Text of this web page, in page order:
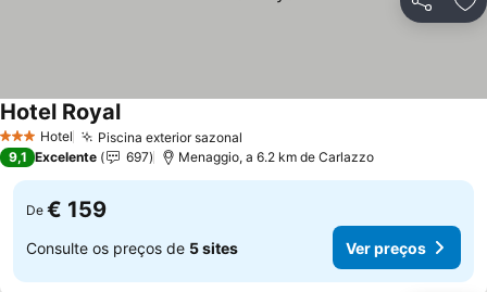
Partilhar
3 EstrelasHotel Piscina exterior sazonal
Hotel Royal
9,1 Excelente 697 Menaggio, a 6.2 km de Carlazzo
De € 159
Consulte os preços de 5 sites Ver preços